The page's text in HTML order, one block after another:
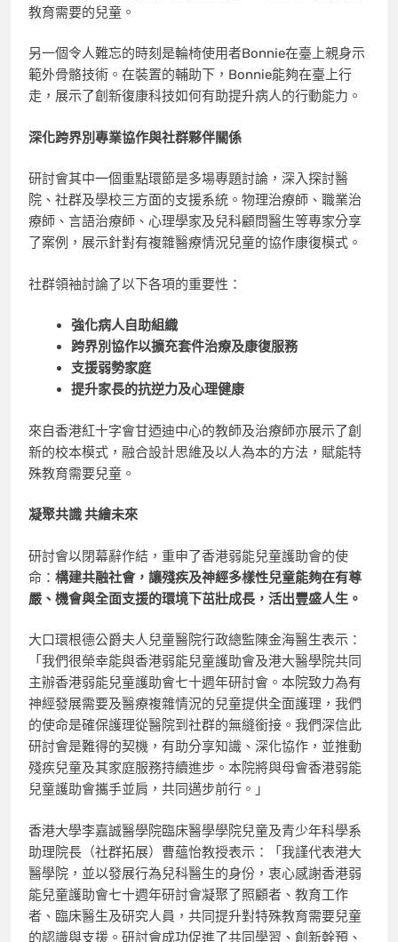
教育需要的兒童。
另一個令人難忘的時刻是輪椅使用者Bonnie在臺上親身示
範外骨骼技術。在裝置的輔助下，Bonnie能夠在臺上行
走，展示了創新復康科技如何有助提升病人的行動能力。
深化跨界別專業協作與社群夥伴關係
研討會其中一個重點環節是多場專題討論，深入探討醫
院、社群及學校三方面的支援系統。物理治療師、職業治
療師、言語治療師、心理學家及兒科顧問醫生等專家分享
了案例，展示針對有複雜醫療情況兒童的協作康復模式。
社群領袖討論了以下各項的重要性：
強化病人自助組織
跨界別協作以擴充套件治療及康復服務
支援弱勢家庭
提升家長的抗逆力及心理健康
來自香港紅十字會甘迺迪中心的教師及治療師亦展示了創
新的校本模式，融合設計思維及以人為本的方法，賦能特
殊教育需要兒童。
凝聚共識 共繪未來
研討會以閉幕辭作結，重申了香港弱能兒童護助會的使
命： 構建共融社會，讓殘疾及神經多樣性兒童能夠在有尊
嚴、機會與全面支援的環境下茁壯成長，活出豐盛人生。
大口環根德公爵夫人兒童醫院行政總監陳金海醫生表示：
「我們很榮幸能與香港弱能兒童護助會及港大醫學院共同
主辦香港弱能兒童護助會七十週年研討會。本院致力為有
神經發展需要及醫療複雜情況的兒童提供全面護理，我們
的使命是確保護理從醫院到社群的無縫銜接。我們深信此
研討會是難得的契機，有助分享知識、深化協作，並推動
殘疾兒童及其家庭服務持續進步。本院將與母會香港弱能
兒童護助會攜手並肩，共同邁步前行。」
香港大學李嘉誠醫學院臨床醫學學院兒童及青少年科學系
助理院長（社群拓展）曹蘊怡教授表示：「我謹代表港大
醫學院，並以發展行為兒科醫生的身份，衷心感謝香港弱
能兒童護助會七十週年研討會凝聚了照顧者、教育工作
者、臨床醫生及研究人員，共同提升對特殊教育需要兒童
的認識與支援。研討會成功促進了共同學習、創新幹預、